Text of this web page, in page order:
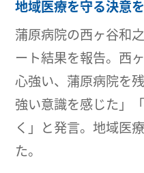
地域医療を守る決意
蒲原病院の西ヶ谷和
ート結果を報告。西
心強い、蒲原病院を
強い意識を感じた」
く」と発言。地域医
た。